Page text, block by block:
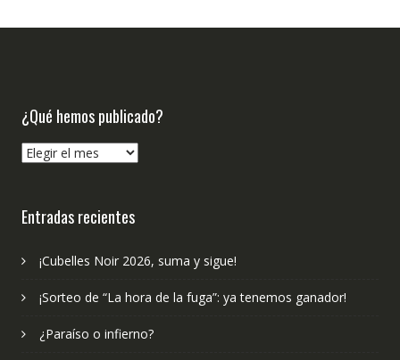
¿Qué hemos publicado?
¿Qué
Entradas recientes
¡Cubelles Noir 2026, suma y sigue!
¡Sorteo de “La hora de la fuga”: ya tenemos ganador!
¿Paraíso o infierno?